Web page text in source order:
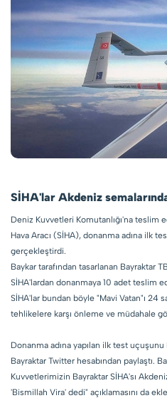
SİHA'lar Akdeniz
Deniz Kuvvetleri Komutanlığı'na teslim
Hava Aracı (SİHA), donanma adına ilk
gerçekleştirdi.
Baykar tarafından tasarlanan Bayraktar
SİHA'lardan donanmaya 10 adet teslim
SİHA'lar bundan böyle "Mavi Vatan"ı 24
tehlikelere karşı önleme ve müdahale
Donanma adına yapılan ilk test
Bayraktar Twitter hesabından paylaştı.
Kuvvetlerimizin Bayraktar SİHA'sı
'Bismillah Vira' dedi" açıklamasını da